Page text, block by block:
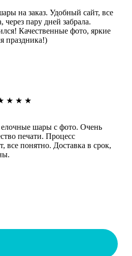
на заказ. Удобный сайт, все
через пару дней забрала.
Качественные фото, яркие
праздника!)
★ ★ ★
елочные шары с фото. Очень
печати. Процесс
все понятно. Доставка в срок,